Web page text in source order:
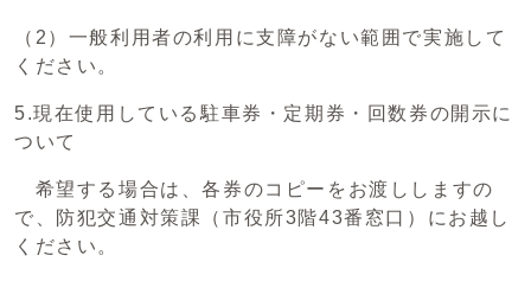
（2）一般利用者の利用に支障がない範囲で実施して
ください。
5.現在使用している駐車券・定期券・回数券の開示に
ついて
希望する場合は、各券のコピーをお渡ししますの
で、防犯交通対策課（市役所3階43番窓口）にお越し
ください。